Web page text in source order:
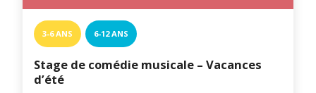
3-6 ANS 6-12 ANS
Stage de comédie musicale – Vacances
d’été